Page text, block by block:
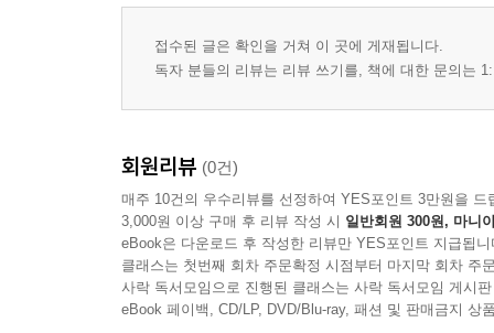
제8장 단둥에서 모이는 서울과 평양
구술을 마치며
접수된 글은 확인을 거쳐 이 곳에 게재됩니다.
독자 분들의 리뷰는 리뷰 쓰기를, 책에 대한 문의는
회원리뷰 (0건)
매주 10건의 우수리뷰를 선정하여 YES포인트 3만원을 드
3,000원 이상 구매 후 리뷰 작성 시 일반회원 300원, 마니
eBook은 다운로드 후 작성한 리뷰만 YES포인트 지급됩니
클래스는 첫번째 회차 주문확정 시점부터 마지막 회차 주
사락 독서모임으로 진행된 클래스는 사락 독서모임 게시
eBook 페이백, CD/LP, DVD/Blu-ray, 패션 및 판매금지 상